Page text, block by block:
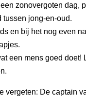
zonovergoten dag,
tussen jong-en-oud.
en bij het nog even
een mens goed doet!
vergeten: De captain